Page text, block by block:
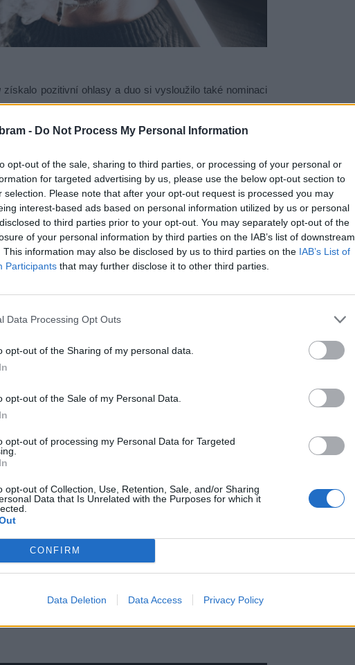
- Do Not Process My Personal Information
opt-out of the sale, sharing to third parties, or processing of your personal or
for targeted advertising by us, please use the below opt-out section to
selection. Please note that after your opt-out request is processed you may
interest-based ads based on personal information utilized by us or personal
to third parties prior to your opt-out. You may separately opt-out of the
of your personal information by third parties on the IAB’s list of downstream
This information may also be disclosed by us to third parties on the IAB’s List of
Participants that may further disclose it to other third parties.
Data Processing Opt Outs
opt-out of the Sharing of my personal data.
opt-out of the Sale of my Personal Data.
opt-out of processing my Personal Data for Targeted
opt-out of Collection, Use, Retention, Sale, and/or Sharing
Data that Is Unrelated with the Purposes for which it
CONFIRM
Data Deletion Data Access Privacy Policy
získalo pozitivní ohlasy a duo si vysloužilo také nominaci
koncertování se věnují i scénické hudbě – za hudbu
Cenu divadelní kritiky. Spolupracovali také s Národním
která se na české scéně pohybuje od roku 2020.
níž se dotýká témat toxické maskulinity, sexismu
a často šeptavému projevu si rychle získala
na hudební ceny Apollo.
za 200 korun, na místě vyjdou na 250 korun.
vstupenky je možné zakoupit také online v síti